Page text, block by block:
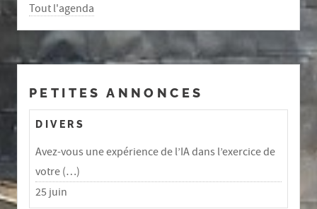
Tout l'agenda
PETITES ANNONCES
DIVERS
Avez-vous une expérience de l’IA dans l’exercice de
votre (…)
25 juin